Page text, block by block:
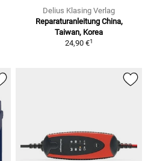
Delius Klasing Verlag
Reparaturanleitung China,
Taiwan, Korea
24,90 €1